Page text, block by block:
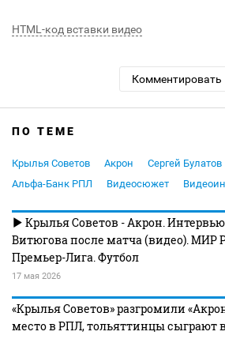
HTML-код вставки видео
Комментировать
ПО ТЕМЕ
Крылья Советов Акрон Сергей Булатов
Альфа-Банк РПЛ
Видеосюжет
Крылья Советов - Акрон.
Витюгова после матча (видео). МИР
Премьер-Лига. Футбол
17 мая 2026
«Крылья Советов» разгромили
место в РПЛ, тольяттинцы сыграют